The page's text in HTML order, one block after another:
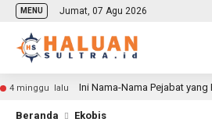
MENU Jumat, 07 Agu 2026
4 minggu lalu Ini Nama-Nama Pejabat
Beranda Ekobis